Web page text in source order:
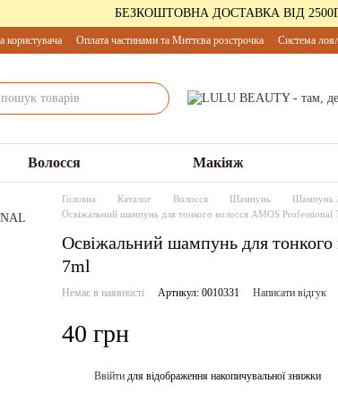
БЕЗКОШТОВНА ДОСТАВКА ВІД
користувача Оплата частинами та Миттєва розстрочка Система
Волосся Макіяж
Головна Каталог Волосся Шампунь
Шампунь
Освіжальний шампунь для тонкого волосся AMOS Professional
Освіжальний шампунь для тонкого
7ml
Немає в наявності Артикул: 0010331 Написати відгук
40 грн
Ввійти для відображення накопичувальної знижки